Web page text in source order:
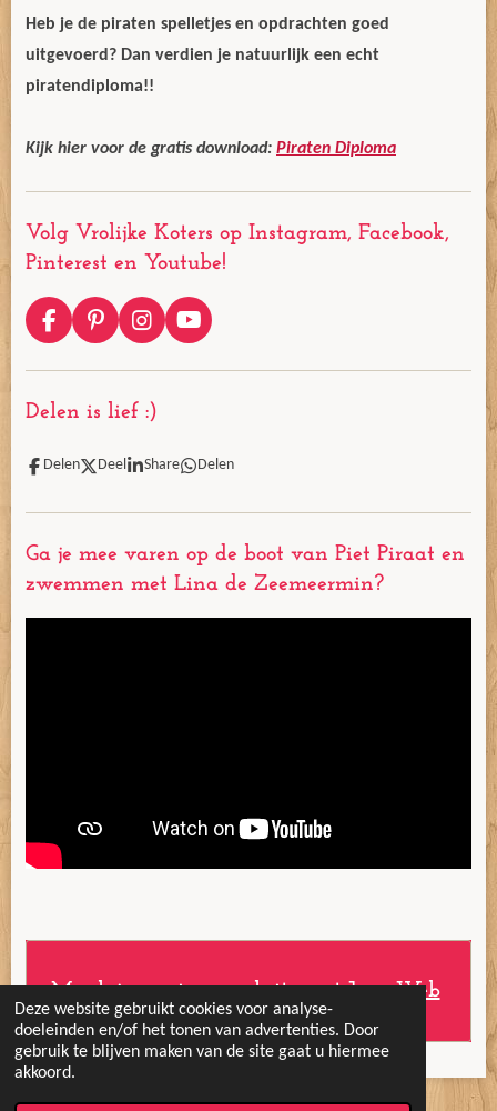
Deze website gebruikt cookies voor analyse-
doeleinden en/of het tonen van advertenties. Door
gebruik te blijven maken van de site gaat u hiermee
akkoord.
Heb je de piraten spelletjes en opdrachten goed
uitgevoerd? Dan verdien je natuurlijk een echt
piratendiploma!!
Kijk hier voor de gratis download: Piraten Diploma
Volg Vrolijke Koters op Instagram, Facebook,
Pinterest en Youtube!
F
a
c
b
o
P
i
n
e
e
s
I
n
s
a
r
a
Y
o
u
e
Delen is lief :)
Delen Deel Share Delen
Ga je mee varen op de boot van Piet Piraat en
zwemmen met Lina de Zeemeermin?
Maak jouw eigen website met JouwWeb
© 2020 Vrolijke Koters